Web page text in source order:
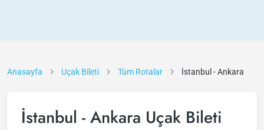
Anasayfa Uçak Bileti Tüm Rotalar İstanbul - Ankara
İstanbul - Ankara Uçak Bileti